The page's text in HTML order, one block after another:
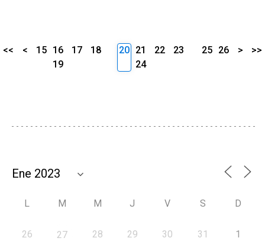
<< < 15 16 17
18
19
20 21 22
23
24
25 26 > >>
L M M J V S D
26 27 28 29 30 31 1